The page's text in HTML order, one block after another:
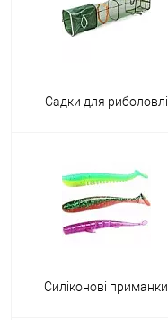
Садки для риболовлі
Силіконові приманки